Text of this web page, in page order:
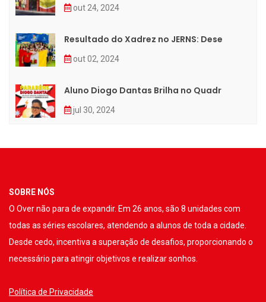
out 24, 2024
Resultado do Xadrez no JERNS: Dese
out 02, 2024
Aluno Diogo Dantas Brilha no Quadr
jul 30, 2024
SOBRE NÓS
O Over não para de expandir. Em 26 anos, são 8 unidades com
todas as séries escolares, atendendo a alunos de toda a cidade.
Desde cedo, incentiva a superação de desafios, proporcionando o
necessário para atingir objetivos e realizar sonhos.
Política de Privacidade